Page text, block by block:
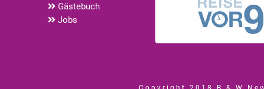
Gästebuch
Jobs